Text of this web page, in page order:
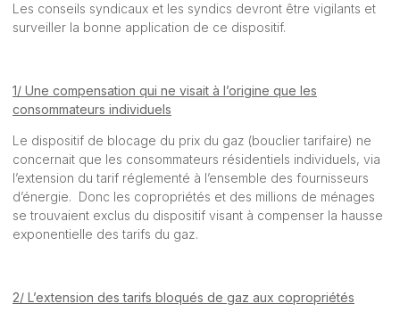
Les conseils syndicaux et les syndics devront être vigilants et
surveiller la bonne application de ce dispositif.
1/ Une compensation qui ne visait à l’origine que les
consommateurs individuels
Le dispositif de blocage du prix du gaz (bouclier tarifaire) ne
concernait que les consommateurs résidentiels individuels, via
l’extension du tarif réglementé à l’ensemble des fournisseurs
d’énergie. Donc les copropriétés et des millions de ménages
se trouvaient exclus du dispositif visant à compenser la hausse
exponentielle des tarifs du gaz.
2/ L’extension des tarifs bloqués de gaz aux copropriétés